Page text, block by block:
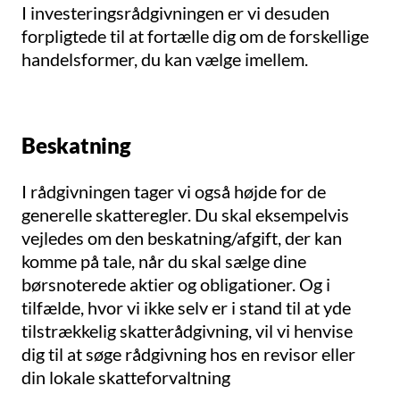
I investeringsrådgivningen er vi desuden
forpligtede til at fortælle dig om de forskellige
handelsformer, du kan vælge imellem.
Beskatning
I rådgivningen tager vi også højde for de
generelle skatteregler. Du skal eksempelvis
vejledes om den beskatning/afgift, der kan
komme på tale, når du skal sælge dine
børsnoterede aktier og obligationer. Og i
tilfælde, hvor vi ikke selv er i stand til at yde
tilstrækkelig skatterådgivning, vil vi henvise
dig til at søge rådgivning hos en revisor eller
din lokale skatteforvaltning